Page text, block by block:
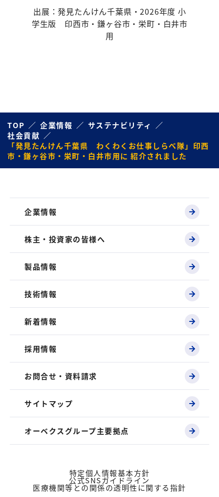
出展：発見たんけん千葉県・2026年度 小
学生版 印西市・鎌ヶ谷市・栄町・白井市
用
TOP 企業情報
サステナビリティ
社会貢献
「発見たんけん千葉県 わくわくお仕事しらべ隊」印西
市・鎌ヶ谷市・栄町・白井市用に 紹介されました
企業情報
株主・投資家の皆様へ
製品情報
技術情報
新着情報
採用情報
お問合せ・資料請求
サイトマップ
オーベクスグループ主要拠点
特定個人情報基本方針
公式SNSガイドライン
医療機関等との関係の透明性に関する指針